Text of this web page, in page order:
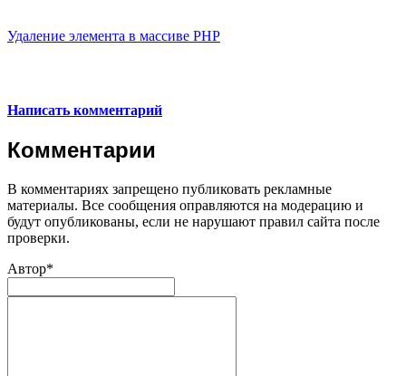
Удаление элемента в массиве PHP
Написать комментарий
Комментарии
В комментариях запрещено публиковать рекламные
материалы. Все сообщения оправляются на модерацию и
будут опубликованы, если не нарушают правил сайта после
проверки.
Автор*